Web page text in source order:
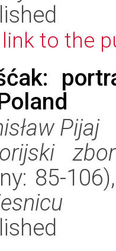
link to the
Pijaj
85-